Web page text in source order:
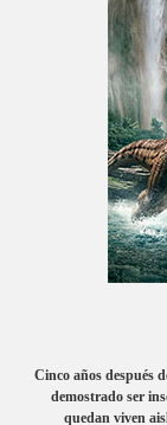
Cinco años después
demostrado ser
quedan viven